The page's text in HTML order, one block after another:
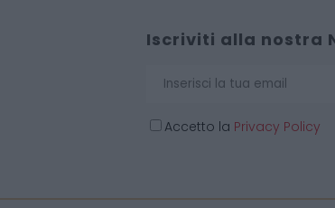
Iscriviti alla nostra
Accetto la Privacy Policy